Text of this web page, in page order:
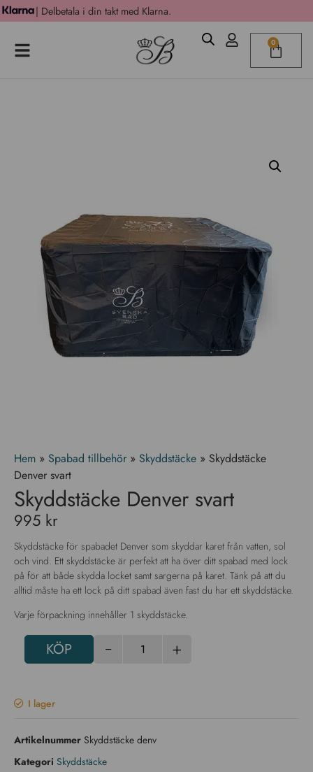
| Delbetala i din takt med Klarna.
0
Hem » Spabad tillbehör » Skyddstäcke » Skyddstäcke
Denver svart
Skyddstäcke Denver svart
995 kr
Skyddstäcke för spabadet Denver som skyddar karet från vatten, sol
och vind. Ett skyddstäcke är perfekt att ha över ditt spabad med lock
på för att både skydda locket samt sargerna på karet. Tänk på att du
alltid måste ha ett lock på ditt spabad även fast du har ett skyddstäcke.
Varje förpackning innehåller 1 skyddstäcke.
- +
KÖP
I lager
Artikelnummer Skyddstäcke denv
Kategori Skyddstäcke